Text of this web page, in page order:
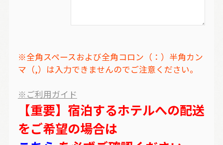
※全角スペースおよび全角コロン（：）半角カン
マ（,）は入力できませんのでご注意ください。
※ご利用ガイド
【重要】宿泊するホテルへの配送
をご希望の場合は